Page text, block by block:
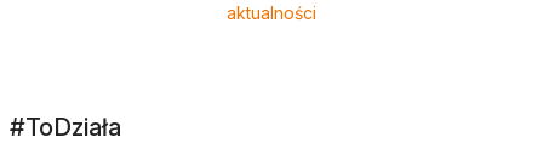
aktualności
#ToDziała